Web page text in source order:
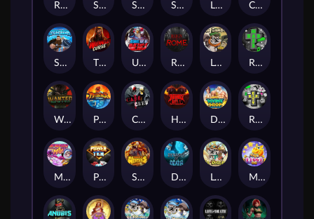
RAINBOW PRINCESS STEAMRUNNERS SUN PRINCESS SPEAR OF ATHENA LE SANTA CHAOS CREW 3
STORMBORN THE WILDWOOD CURSE Ultimate Slot of America Reign of Rome Le Bandit Rad Maxx
Wanted Dead or a Wild Phoenix Cash Crew Hounds Of Hell Divine Drop RIP City
Munchy Milo Power of 10 Strength Of Hercules Dynasty of Death Le Digger Magic Piggy OG